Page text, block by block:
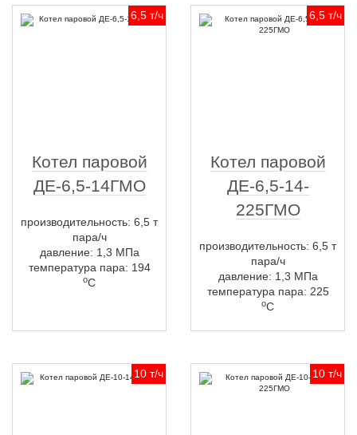
6,5 т/ч
Котел паровой
ДЕ-6,5-14ГМО
производительность: 6,5 т
пара/ч
давление: 1,3 МПа
температура пара: 194
оС
6,5 т/ч
Котел паровой
ДЕ-6,5-14-
225ГМО
производительность: 6,5 т
пара/ч
давление: 1,3 МПа
температура пара: 225
оС
10 т/ч 10 т/ч